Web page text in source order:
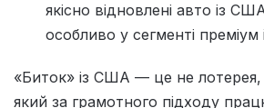
якісно відновлені авто із
особливо у сегменті преміум
«Биток» із США — це не лотерея,
який за грамотного підходу